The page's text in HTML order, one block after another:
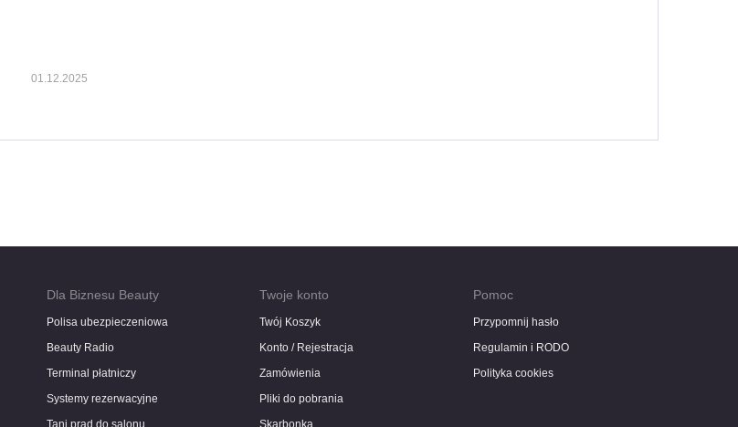
01.12.2025
Dla Biznesu Beauty
Polisa ubezpieczeniowa
Beauty Radio
Terminal płatniczy
Systemy rezerwacyjne
Tani prąd do salonu
Twoje konto
Twój Koszyk
Konto / Rejestracja
Zamówienia
Pliki do pobrania
Skarbonka
Pomoc
Przypomnij hasło
Regulamin i RODO
Polityka cookies